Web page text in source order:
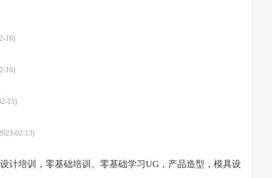
16)
16)
15)
02-13)
计培训，零基础培训。零基础学习UG，产品造型，模具设